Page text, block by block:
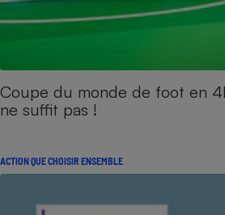
Coupe du monde de foot en
ne suffit pas !
ACTION QUE CHOISIR ENSEMBLE